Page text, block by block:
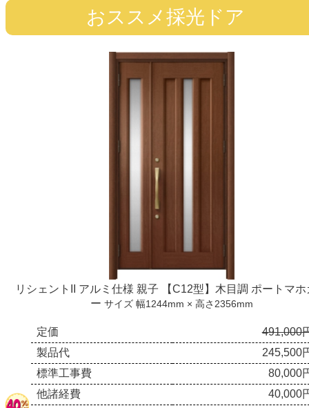
おススメ採光ドア
リシェントII アルミ仕様 親子 【C12型】木目調 ポートマホ
ーサイズ 幅1244mm × 高さ2356mm
定価
491,000
製品代
245,500
標準工事費
80,000
他諸経費
40,000